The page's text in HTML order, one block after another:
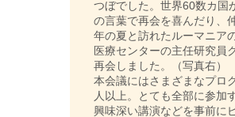
つぼでした。世界60数カ国
の言葉で再会を喜んだり、
年の夏と訪れたルーマニア
医療センターの主任研究員
再会しました。（写真右）
本会議にはさまざまなプロ
人以上。とても全部に参加
興味深い講演などを事前に